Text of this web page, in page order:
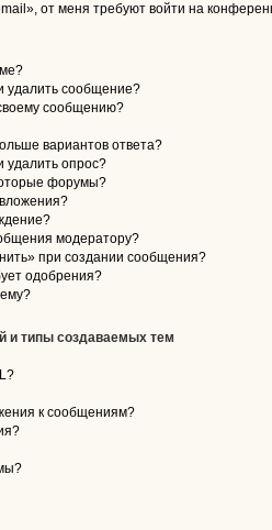
от меня требуют войти на
удалить сообщение?
сообщению?
вариантов ответа?
удалить опрос?
форумы?
модератору?
при создании сообщения?
одобрения?
и типы создаваемых тем
к сообщениям?